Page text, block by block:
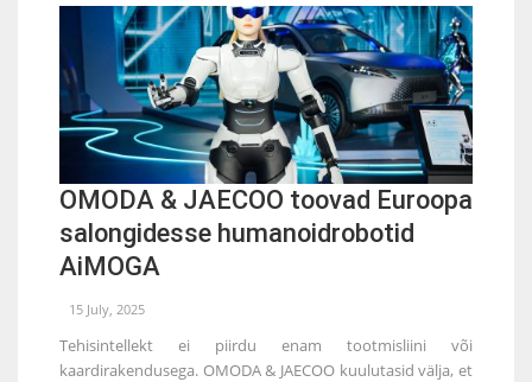
OMODA & JAECOO toovad Euroopa
salongidesse humanoidrobotid
AiMOGA
15 July, 2025
Tehisintellekt ei piirdu enam tootmisliini või
kaardirakendusega. OMODA & JAECOO kuulutasid välja, et